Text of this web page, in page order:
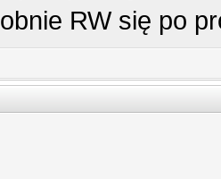
RW się po